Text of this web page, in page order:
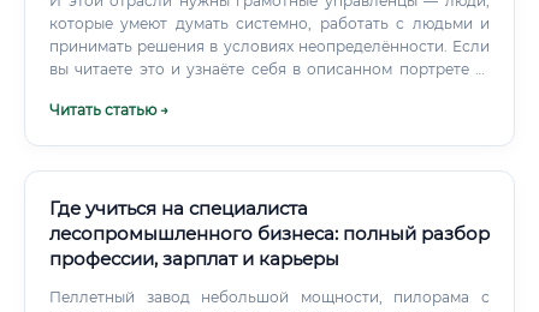
которые умеют думать системно, работать с людьми и
принимать решения в условиях неопределённости. Если
вы читаете это и узнаёте себя в описанном портрете —
Карьерный путь здесь длинный, но вполне
Читать статью →
Где учиться на специалиста
лесопромышленного бизнеса: полный разбор
профессии, зарплат и карьеры
Пеллетный завод небольшой мощности, пилорама с